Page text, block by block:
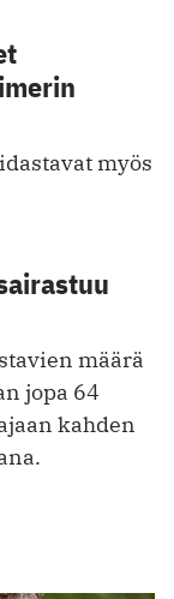
myös
määrä
jopa 64
kahden